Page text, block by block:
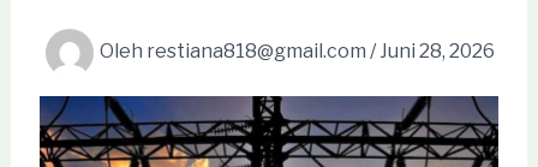
Oleh restiana818@gmail.com /Juni 28, 2026